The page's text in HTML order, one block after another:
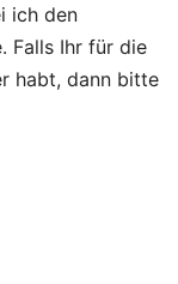
ich den
Falls Ihr für die
habt, dann bitte